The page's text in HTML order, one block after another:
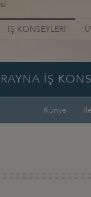
İŞ KONSEYLERİ
İŞ
Künye